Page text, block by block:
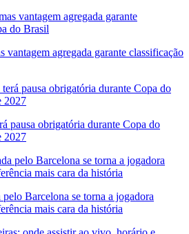
vantagem agregada garante classificação
pausa obrigatória durante Copa do
2027
Barcelona se torna a jogadora
mais cara da história